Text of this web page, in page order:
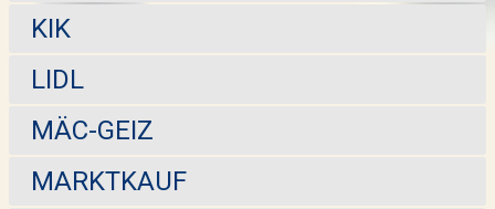
KIK
LIDL
MÄC-GEIZ
MARKTKAUF